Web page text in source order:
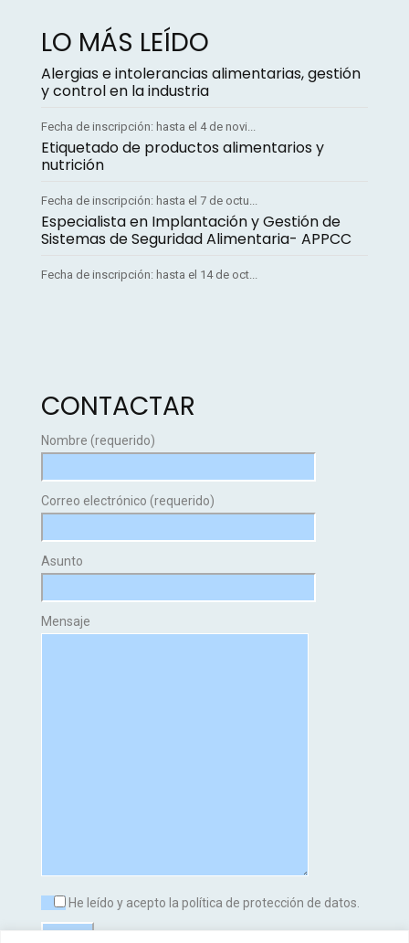
LO MÁS LEÍDO
Alergias e intolerancias alimentarias, gestión
y control en la industria
Fecha de inscripción: hasta el 4 de novi...
Etiquetado de productos alimentarios y
nutrición
Fecha de inscripción: hasta el 7 de octu...
Especialista en Implantación y Gestión de
Sistemas de Seguridad Alimentaria- APPCC
Fecha de inscripción: hasta el 14 de oct...
CONTACTAR
Nombre (requerido)
Correo electrónico (requerido)
Asunto
Mensaje
He leído y acepto la política de protección de datos.